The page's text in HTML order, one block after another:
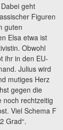
geht
Figuren
guten
Elsa etwa ist
Obwohl
ihr in den EU-
Julius wird
mutiges Herz
gegen die
noch rechtzeitig
Viel Schema F
Grad“.